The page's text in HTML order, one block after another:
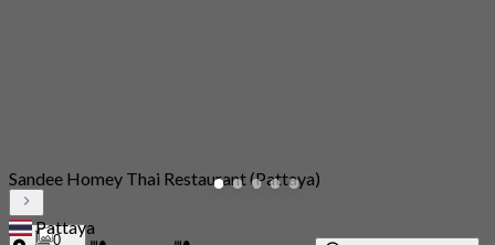
0
Sandee Homey Thai Restaurant (Pattaya)
Pattaya